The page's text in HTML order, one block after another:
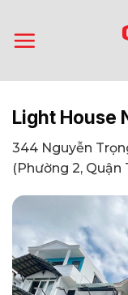
qua
nội
Light House
344 Nguyễn
(Phường 2, Quận